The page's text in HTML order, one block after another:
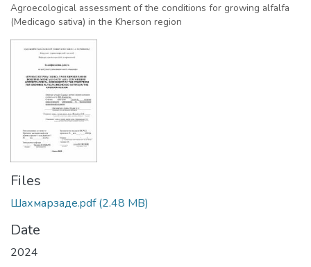
Agroecological assessment of the conditions for growing alfalfa
(Medicago sativa) in the Kherson region
Files
Шахмарзаде.pdf(2.48 MB)
Date
2024